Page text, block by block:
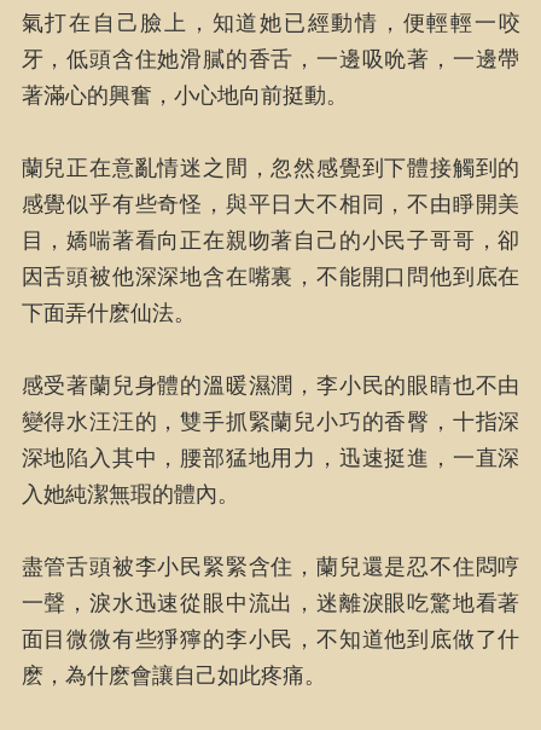
氣打在自己臉上，知道她已經動情，便輕輕一咬
牙，低頭含住她滑膩的香舌，一邊吸吮著，一邊帶
著滿心的興奮，小心地向前挺動。
蘭兒正在意亂情迷之間，忽然感覺到下體接觸到的
感覺似乎有些奇怪，與平日大不相同，不由睜開美
目，嬌喘著看向正在親吻著自己的小民子哥哥，卻
因舌頭被他深深地含在嘴裏，不能開口問他到底在
下面弄什麽仙法。
感受著蘭兒身體的溫暖濕潤，李小民的眼睛也不由
變得水汪汪的，雙手抓緊蘭兒小巧的香臀，十指深
深地陷入其中，腰部猛地用力，迅速挺進，一直深
入她純潔無瑕的體內。
盡管舌頭被李小民緊緊含住，蘭兒還是忍不住悶哼
一聲，淚水迅速從眼中流出，迷離淚眼吃驚地看著
面目微微有些猙獰的李小民，不知道他到底做了什
麽，為什麽會讓自己如此疼痛。